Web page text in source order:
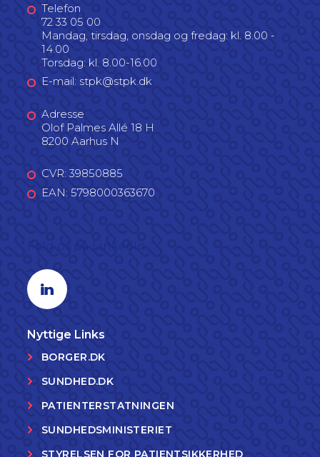
Telefon
72 33 05 00
Mandag, tirsdag, onsdag og fredag: kl. 8.00 -
14.00
Torsdag: kl. 8.00-16.00
E-mail: stpk@stpk.dk
Adresse
Olof Palmes Allé 18 H
8200 Aarhus N
CVR: 39850885
EAN: 5798000363670
Linkedin profil
Nyttige Links
BORGER.DK
SUNDHED.DK
PATIENTERSTATNINGEN
SUNDHEDSMINISTERIET
STYRELSEN FOR PATIENTSIKKERHED